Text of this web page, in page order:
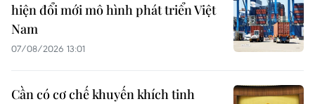
hiện đổi mới mô hình phát triển Việt
Nam
07/08/2026 13:01
Cần có cơ chế khuyến khích tinh